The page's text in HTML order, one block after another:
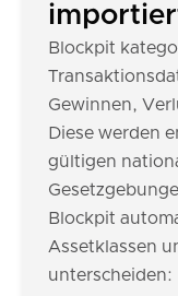
Blockpit
Gewinnen,
Diese werden
gültigen
Blockpit
Assetklassen
unterscheiden: